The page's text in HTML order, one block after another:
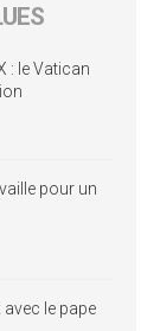
: le Vatican
pour un
le pape